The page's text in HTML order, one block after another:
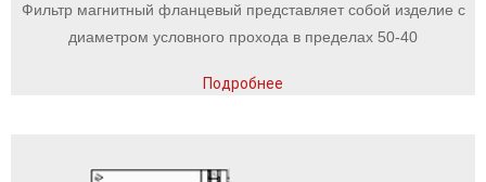
Фильтр магнитный фланцевый представляет собой изделие с
диаметром условного прохода в пределах 50-40
Подробнее